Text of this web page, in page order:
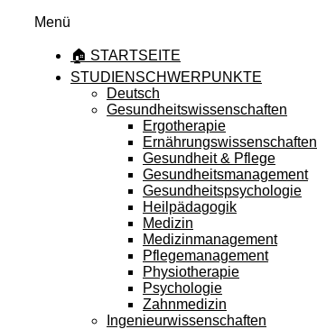
Menü
🏠 STARTSEITE
STUDIENSCHWERPUNKTE
Deutsch
Gesundheitswissenschaften
Ergotherapie
Ernährungswissenschaften
Gesundheit & Pflege
Gesundheitsmanagement
Gesundheitspsychologie
Heilpädagogik
Medizin
Medizinmanagement
Pflegemanagement
Physiotherapie
Psychologie
Zahnmedizin
Ingenieurwissenschaften